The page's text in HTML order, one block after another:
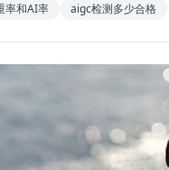
率和AI率 aigc检测多少合格